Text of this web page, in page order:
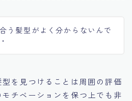
う髪型がよく分からないんで
を見つけることは周囲の評価
チベーションを保つ上でも非